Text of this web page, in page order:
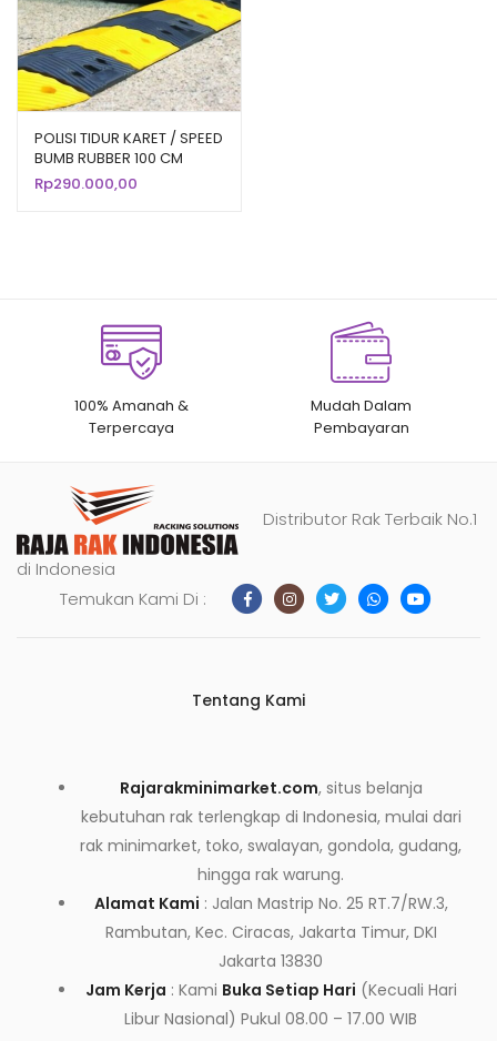
POLISI TIDUR KARET / SPEED
BUMB RUBBER 100 CM
TINGGI 7 CM
Rp290.000,00
100% Amanah &
Terpercaya
Mudah Dalam
Pembayaran
Distributor Rak Terbaik No.1
di Indonesia
Temukan Kami Di :
Tentang Kami
Rajarakminimarket.com, situs belanja
kebutuhan rak terlengkap di Indonesia, mulai dari
rak minimarket, toko, swalayan, gondola, gudang,
hingga rak warung.
Alamat Kami : Jalan Mastrip No. 25 RT.7/RW.3,
Rambutan, Kec. Ciracas, Jakarta Timur, DKI
Jakarta 13830
Jam Kerja : Kami Buka Setiap Hari (Kecuali Hari
Libur Nasional) Pukul 08.00 – 17.00 WIB